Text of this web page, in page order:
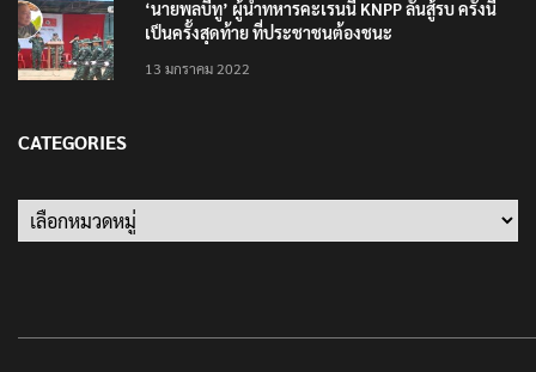
‘นายพลบีทู’ ผู้นำทหารคะเรนนี KNPP ลั่นสู้รบ ครั้งนี้
เป็นครั้งสุดท้าย ที่ประชาชนต้องชนะ
13 มกราคม 2022
CATEGORIES
Categories